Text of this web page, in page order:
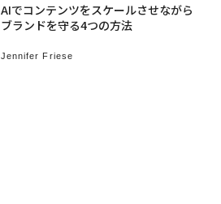
AIでコンテンツをスケールさせながら
ブランドを守る4つの方法
Jennifer Friese